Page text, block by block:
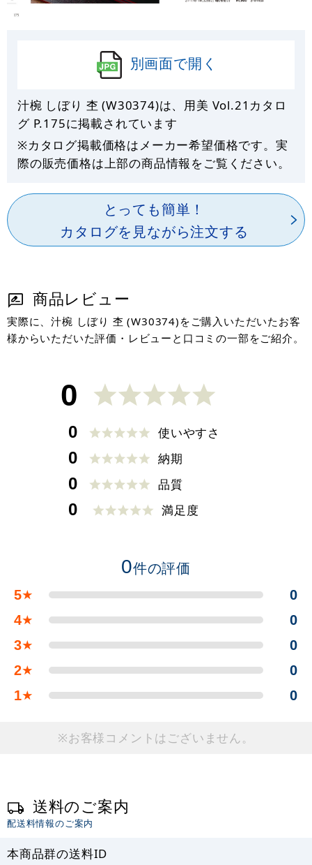
別画面で開く
汁椀 しぼり 杢 (W30374)は、用美 Vol.21カタロ
グ P.175に掲載されています
※カタログ掲載価格はメーカー希望価格です。実
際の販売価格は上部の商品情報をご覧ください。
とっても簡単！
カタログを見ながら注文する
商品レビュー
実際に、汁椀 しぼり 杢 (W30374)をご購入いただいたお客
様からいただいた評価・レビューと口コミの一部をご紹介。
0
0 使いやすさ
0 納期
0 品質
0 満足度
0件の評価
5★
0
4★
0
3★
0
2★
0
1★ 0
※お客様コメントはございません。
送料のご案内
配送料情報のご案内
本商品群の送料ID